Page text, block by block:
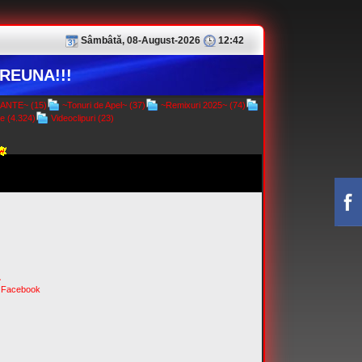
Sâmbâtă, 08-August-2026 12:42
(15) ~Tonuri de Apel~ (37)
~Remixuri 2025~ (74)
(4.324)
Videoclipuri (23)